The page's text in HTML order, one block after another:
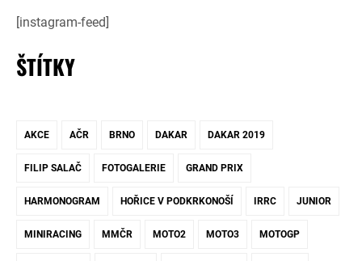
[instagram-feed]
ŠTÍTKY
AKCE AČR BRNO DAKAR DAKAR 2019
FILIP SALAČ FOTOGALERIE GRAND PRIX
HARMONOGRAM HOŘICE V PODKRKONOŠÍ IRRC JUNIOR
MINIRACING MMČR MOTO2 MOTO3 MOTOGP